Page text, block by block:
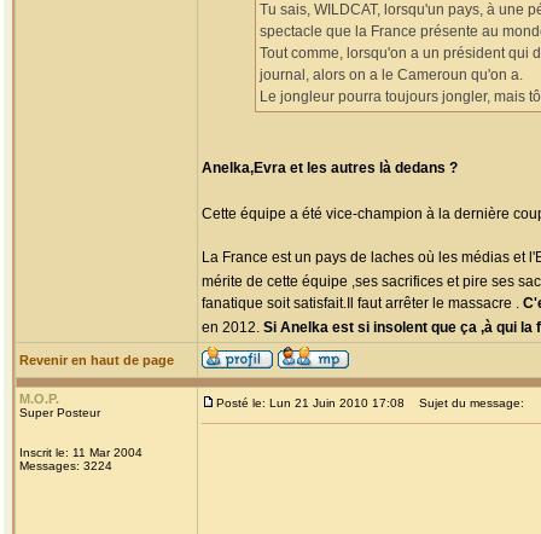
Tu sais, WILDCAT, lorsqu'un pays, à une
spectacle que la France présente au
Tout comme, lorsqu'on a un président qui
journal, alors on a le Cameroun qu'on a.
Le jongleur pourra toujours jongler, mais
Anelka,Evra et les autres là dedans ?
Cette équipe a été vice-champion à la dernière
La France est un pays de laches où les médias et
mérite de cette équipe ,ses sacrifices et pire ses
fanatique soit satisfait.Il faut arrêter le massacre .
en 2012. Si Anelka est si insolent que ça ,à qui
Revenir en haut de page
M.O.P.
Super Posteur
Inscrit le: 11 Mar 2004
Messages: 3224
Posté le: Lun 21 Juin 2010 17:08 Sujet du message: